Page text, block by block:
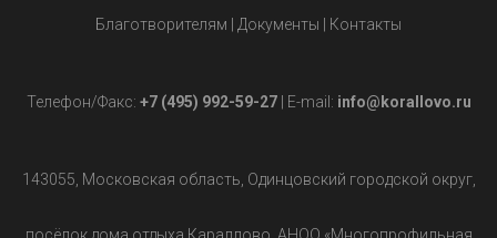
Благотворителям Документы Контакты
Телефон/Факс: +7 (495) 992-59-27| E-mail: info@korallovo.ru
143055, Московская область, Одинцовский городской округ,
посёлок дома отдыха Караллово, АНОО «Многопрофильная